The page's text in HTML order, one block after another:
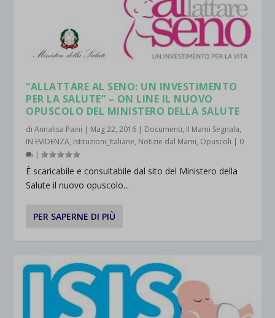
“ALLATTARE AL SENO: UN INVESTIMENTO
PER LA SALUTE” – ON LINE IL NUOVO
OPUSCOLO DEL MINISTERO DELLA SALUTE
diAnnalisa Paini | Mag 22, 2016 | Documenti, Il Mami Segnala,
IN EVIDENZA, Istituzioni_Italiane, Notizie dal Mami, Opuscoli | 0
|
È scaricabile e consultabile dal sito del Ministero della
Salute il nuovo opuscolo...
PER SAPERNE DI PIÙ